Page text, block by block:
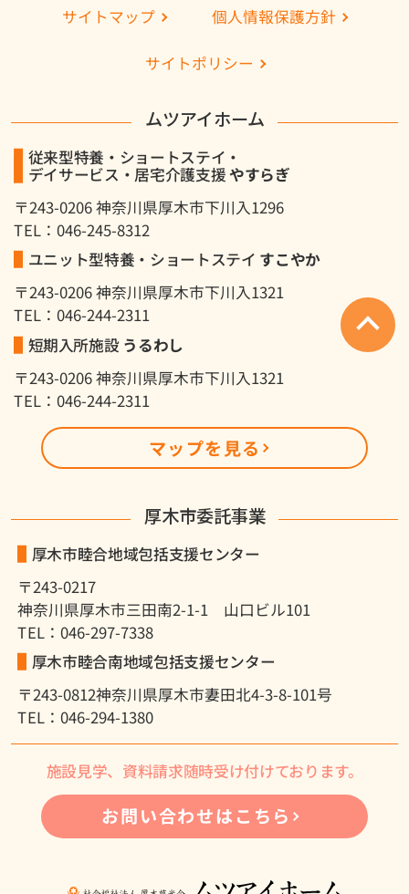
サイトマップ 個人情報保護方針
サイトポリシー
ムツアイホーム
従来型特養・ショートステイ・
デイサービス・居宅介護支援やすらぎ
〒243-0206 神奈川県厚木市下川入1296
TEL：046-245-8312
ユニット型特養・ショートステイ すこやか
〒243-0206 神奈川県厚木市下川入1321
TEL：046-244-2311
短期入所施設 うるわし
〒243-0206 神奈川県厚木市下川入1321
TEL：046-244-2311
マップを見る
厚木市委託事業
厚木市睦合地域包括支援センター
〒243-0217
神奈川県厚木市三田南2-1-1 山口ビル101
TEL：046-297-7338
厚木市睦合南地域包括支援センター
〒243-0812神奈川県厚木市妻田北4-3-8-101号
TEL：046-294-1380
施設見学、資料請求随時受け付けております。
お問い合わせはこちら